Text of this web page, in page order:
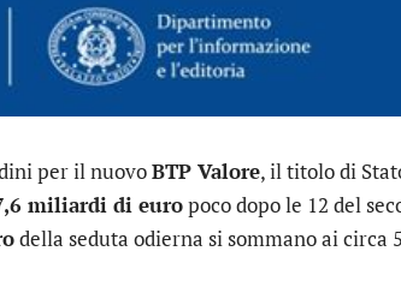
per il nuovoBTP Valore, il titolo di
miliardi di europoco dopo le 12 del
della seduta odierna si sommano ai